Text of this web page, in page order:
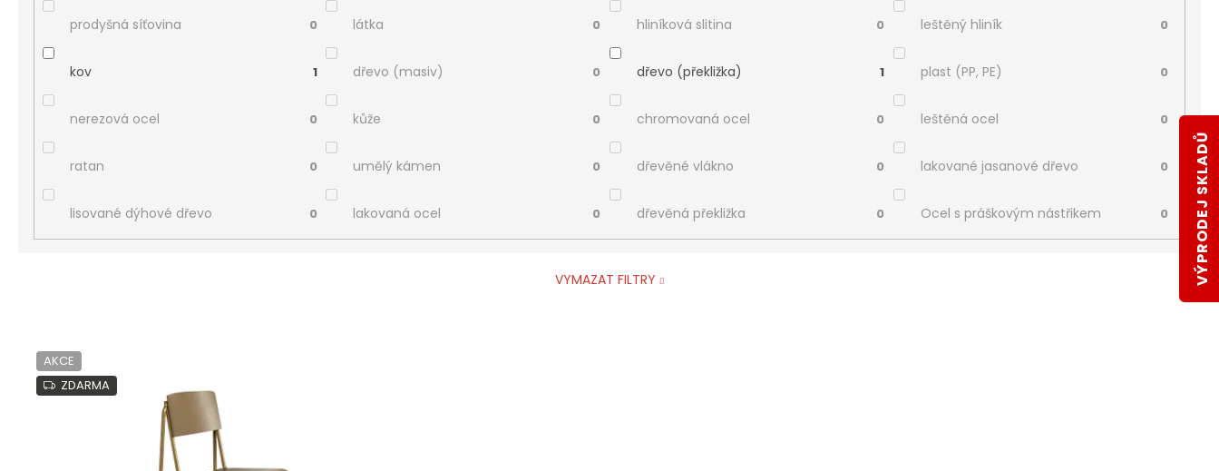
prodyšná síťovina 0 látka 0 hliníková slitina 0 leštěný hliník 0
kov 1 dřevo (masiv) 0 dřevo (překližka) 1 plast (PP, PE) 0
nerezová ocel 0 kůže 0 chromovaná ocel 0 leštěná ocel 0
ratan 0 umělý kámen 0 dřevěné vlákno 0 lakované jasanové dřevo 0
lisované dýhové dřevo 0 lakovaná ocel 0 dřevěná překližka 0 Ocel s práškovým nástřikem 0
VYMAZAT FILTRY
AKCE
ZDARMA
VÝPRODEJ SKLADŮ